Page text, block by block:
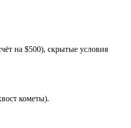
на $500), скрытые условия
кометы).